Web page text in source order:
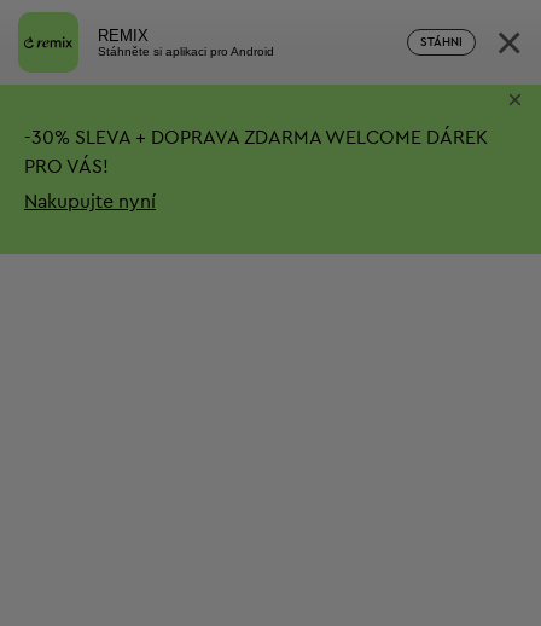
REMIX
Stáhněte si aplikaci pro Android
STÁHNI ×
-30% SLEVA + DOPRAVA ZDARMA WELCOME DÁREK
PRO VÁS!
Nakupujte nyní
×